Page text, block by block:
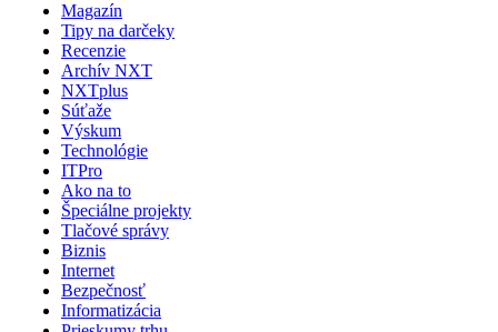
Magazín
Tipy na darčeky
Recenzie
Archív NXT
NXTplus
Súťaže
Výskum
Technológie
ITPro
Ako na to
Špeciálne projekty
Tlačové správy
Biznis
Internet
Bezpečnosť
Informatizácia